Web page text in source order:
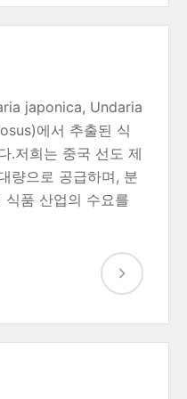
japonica, Undaria
에서 추출된 식
.저희는 중국 선도 제
량으로 공급하며, 분
식품 산업의 수요를